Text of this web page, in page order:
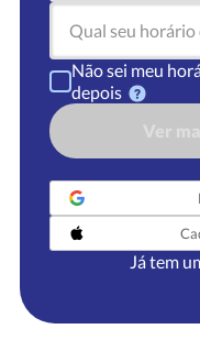
Não sei meu
depois
Já tem